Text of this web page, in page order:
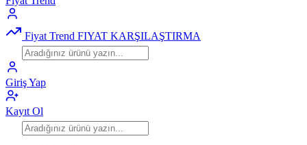
Fiyat Trend FIYAT KARŞILAŞTIRMA
Giriş Yap
Kayıt Ol